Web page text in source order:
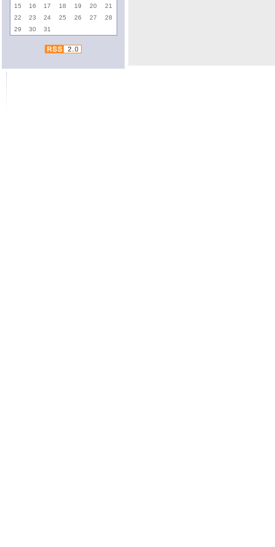
15
16 17 18 19 20
21
22
23 24 25 26 27
28
29
30 31